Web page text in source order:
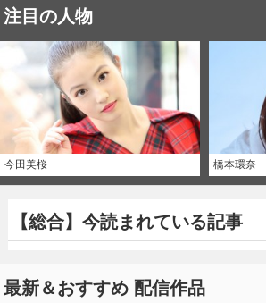
注目の人物
今田美桜 橋本環奈
【総合】今読まれている記事
最新＆おすすめ 配信作品